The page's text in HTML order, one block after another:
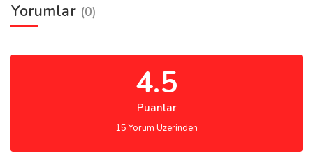
Yorumlar (0)
4.5
Puanlar
15 Yorum Uzerinden